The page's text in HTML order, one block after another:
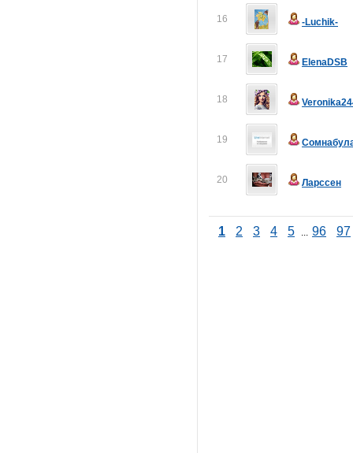
16 -Luchik-
17 ElenaDSB
18
19
20 Ларссен
1 2 3 4 5 ... 96 97